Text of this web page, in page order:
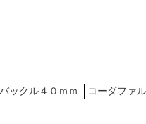
ックル４０ｍｍ コーダファ